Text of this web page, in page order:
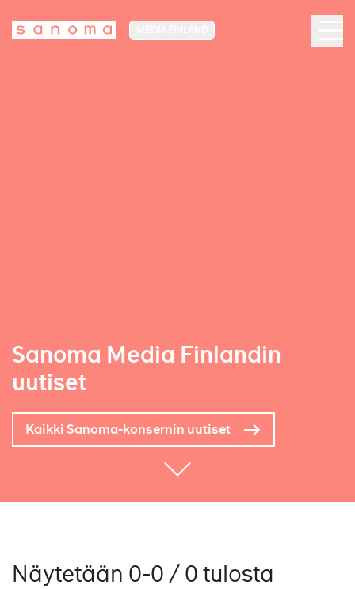
Sanoma Media Finlandin
uutiset
Kaikki Sanoma-konsernin uutiset
Näytetään 0-0 / 0 tulosta